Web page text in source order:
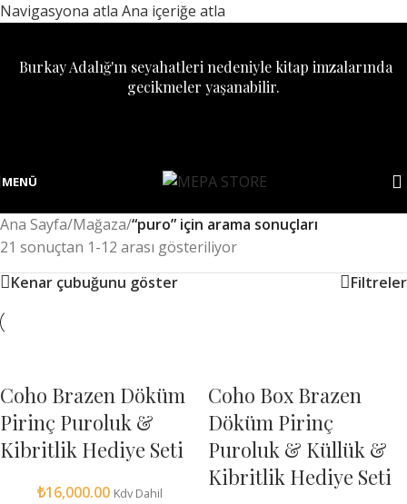
Navigasyona atla Ana içeriğe atla
Burkay Adalığ'ın seyahatleri nedeniyle kitap imzalarında
gecikmeler yaşanabilir.
MENÜ
Ana Sayfa/Mağaza/“puro” için arama sonuçları
21 sonuçtan 1-12 arası gösteriliyor
Kenar çubuğunu göster
Filtreler
Coho Brazen Döküm
Pirinç Puroluk &
Kibritlik Hediye Seti
₺16,000.00 Kdv Dahil
Coho Box Brazen
Döküm Pirinç
Puroluk & Küllük &
Kibritlik Hediye Seti